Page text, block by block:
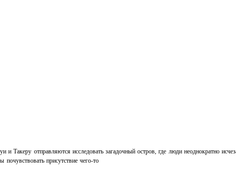
отправляются исследовать загадочный остров, где люди неоднократно
присутствие чего-то